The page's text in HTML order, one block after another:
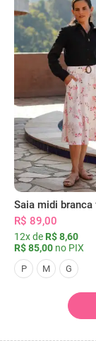
R$ 89,00
12x de R$ 8,60
R$ 85,00 no PIX
P M G